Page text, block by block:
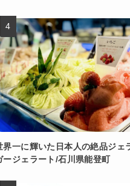
界一に輝いた日本人の絶品ジ
ージェラート/石川県能登町